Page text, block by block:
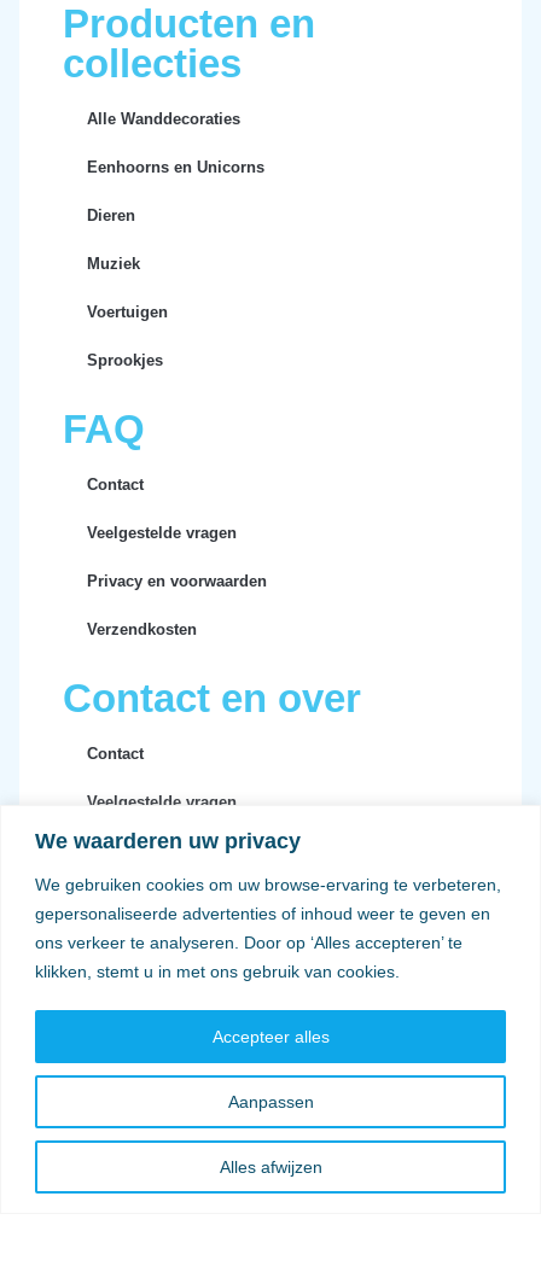
We waarderen uw privacy
We gebruiken cookies om uw browse-ervaring te verbeteren,
gepersonaliseerde advertenties of inhoud weer te geven en
ons verkeer te analyseren. Door op ‘Alles accepteren’ te
klikken, stemt u in met ons gebruik van cookies.
Aanpassen
Alles afwijzen
Accepteer alles
Producten en
collecties
Alle Wanddecoraties
Eenhoorns en Unicorns
Dieren
Muziek
Voertuigen
Sprookjes
FAQ
Contact
Veelgestelde vragen
Privacy en voorwaarden
Verzendkosten
Contact en over
Contact
Veelgestelde vragen
Privacy en voorwaarden